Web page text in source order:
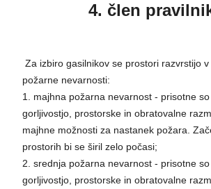
4. člen
Za izbiro gasilnikov se prostori razvrstijo
požarne nevarnosti:
1. majhna požarna nevarnost - prisotne
gorljivostjo, prostorske in obratovalne
majhne možnosti za nastanek požara.
prostorih bi se širil zelo počasi;
2. srednja požarna nevarnost - prisotne
gorljivostjo, prostorske in obratovalne